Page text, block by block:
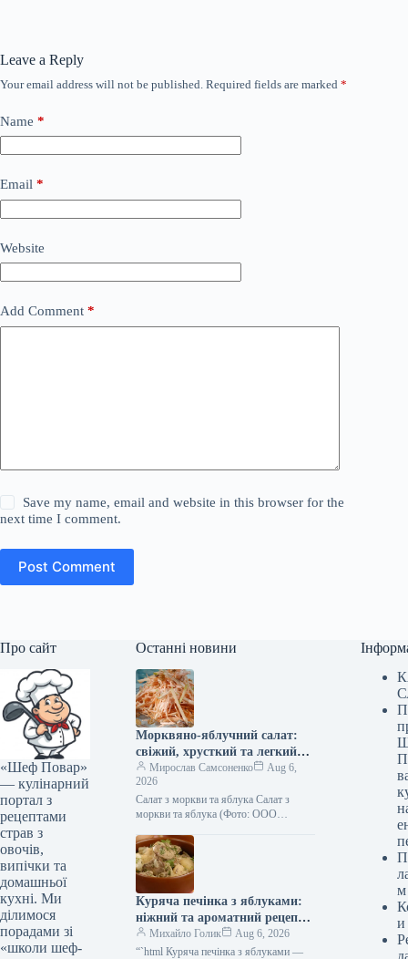
Leave a Reply
Your email address will not be published. Required fields are marked *
Name *
Email *
Website
Add Comment *
Save my name, email and website in this browser for the
next time I comment.
Post Comment
Про сайт
«Шеф Повар»
— кулінарний
портал з
рецептами
страв з
овочів,
випічки та
домашньої
кухні. Ми
ділимося
порадами зі
«школи шеф-
Останні новини
Морквяно-яблучний салат:
свіжий, хрусткий та легкий
рецепт з фото
Мирослав Самсоненко
Aug 6,
2026
Салат з моркви та яблука Салат з
моркви та яблука (Фото: ООО
Існують страви, які здаються
неймовірно…
Куряча печінка з яблуками:
ніжний та ароматний рецепт з
покроковими фото
Михайло Голик
Aug 6, 2026
“`html Куряча печінка з яблуками —
м
и